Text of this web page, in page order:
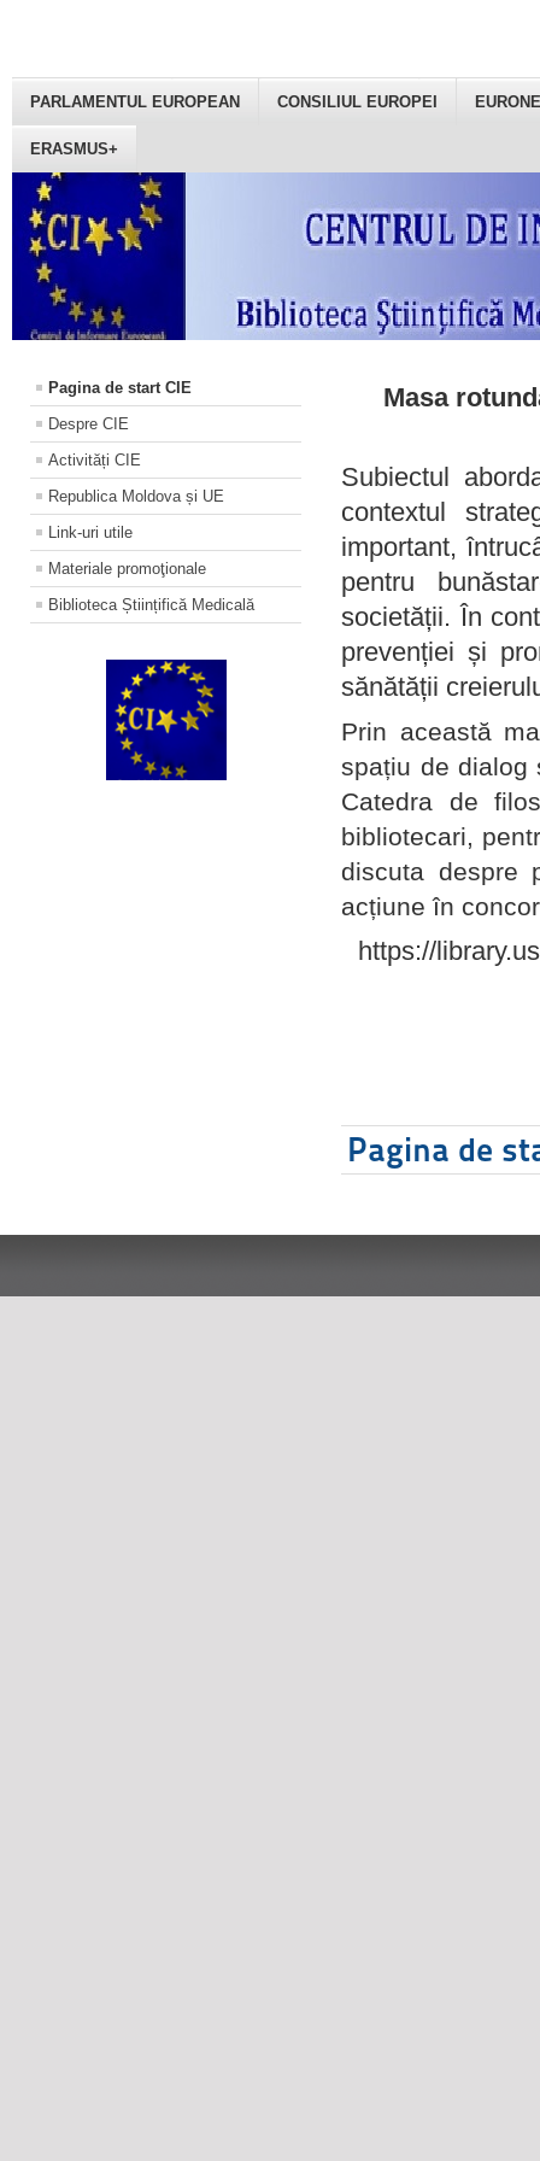
PARLAMENTUL EUROPEAN CONSILIUL EUROPEI
ERASMUS+
Pagina de start CIE
Despre CIE
Activități CIE
Republica Moldova și UE
Link-uri utile
Materiale promoţionale
Biblioteca Științifică Medicală
Masa
Subiectul
contextul
important,
pentru
societății. În
prevenției și
sănătății
Prin această
spațiu de dialog
Catedra de
bibliotecari,
discuta despre
acțiune în
https://
Pagina de